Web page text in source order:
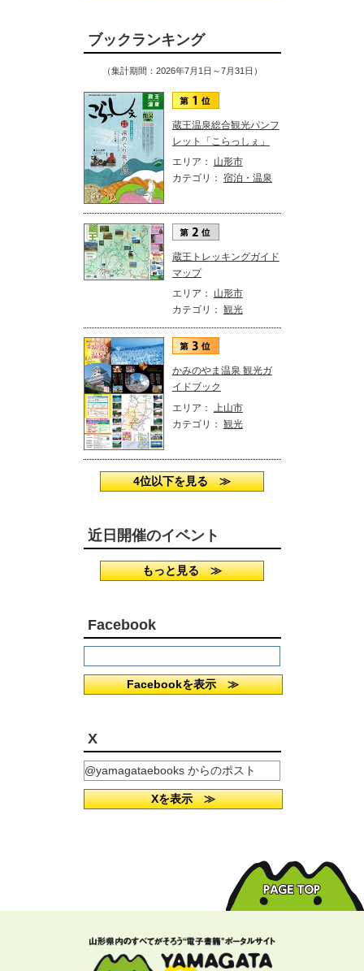
ブックランキング
（集計期間：2026年7月1日～7月31日）
蔵王温泉総合観光パンフ
レット「こらっしぇ」
エリア： 山形市
カテゴリ： 宿泊・温泉
蔵王トレッキングガイド
マップ
エリア： 山形市
カテゴリ： 観光
かみのやま温泉 観光ガ
イドブック
エリア：
上山市
カテゴリ： 観光
4位以下を見る ≫
近日開催のイベント
もっと見る ≫
Facebook
Facebookを表示 ≫
X
@yamagataebooks からのポスト
Xを表示 ≫